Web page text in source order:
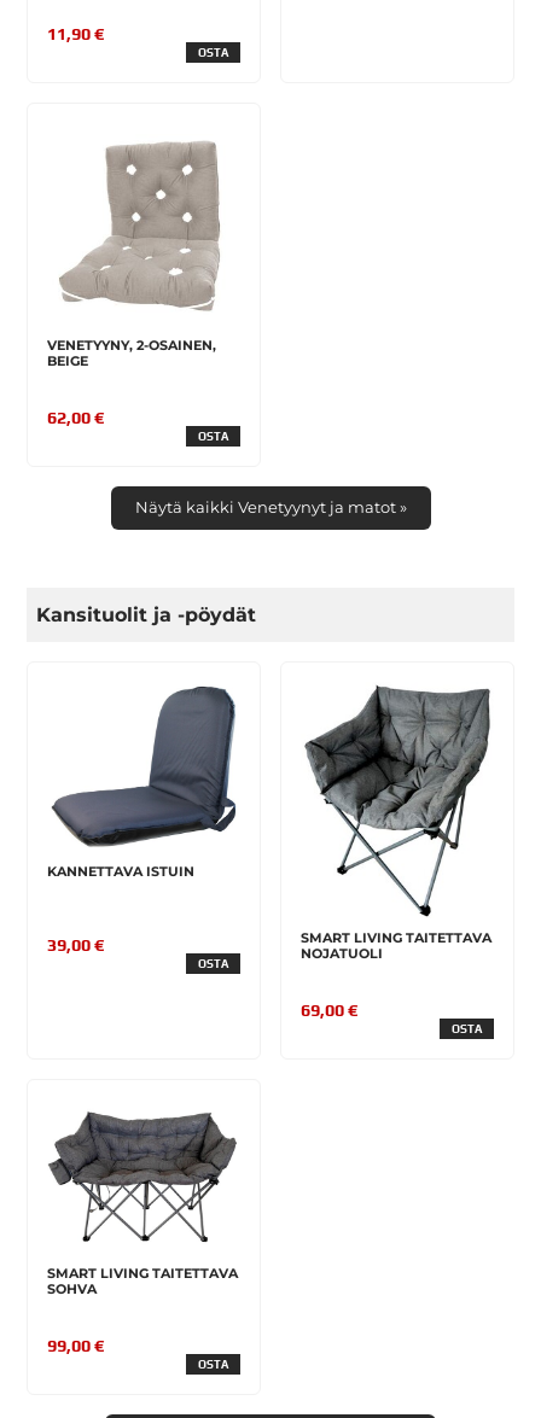
11,90 €
OSTA
VENETYYNY, 2-OSAINEN,
BEIGE
62,00 €
OSTA
Näytä kaikki Venetyynyt ja matot »
Kansituolit ja -pöydät
KANNETTAVA ISTUIN
39,00 €
OSTA
SMART LIVING TAITETTAVA
NOJATUOLI
69,00 €
OSTA
SMART LIVING TAITETTAVA
SOHVA
99,00 €
OSTA